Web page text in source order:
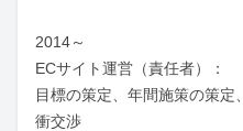
2014～
ECサイト運営（責任者）：
目標の策定、年間施策の策
衝交渉